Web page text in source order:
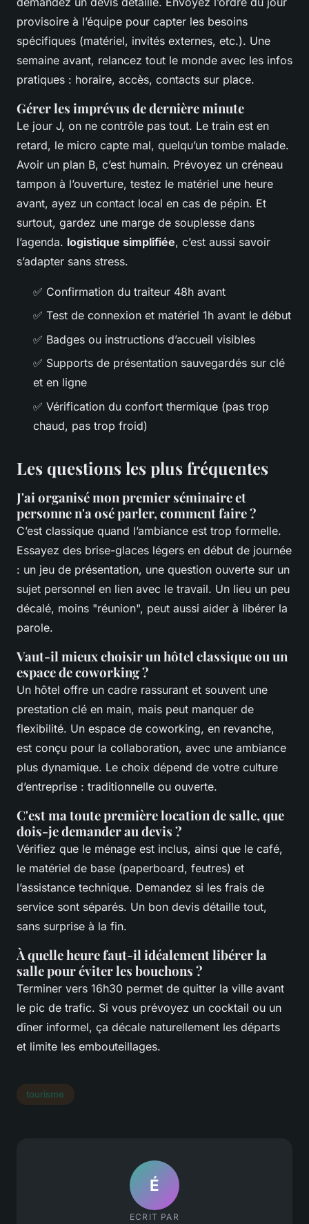
provisoire à l’équipe pour capter les besoins
spécifiques (matériel, invités externes, etc.). Une
semaine avant, relancez tout le monde avec les infos
pratiques : horaire, accès, contacts sur place.
Gérer les imprévus de dernière minute
Le jour J, on ne contrôle pas tout. Le train est en
retard, le micro capte mal, quelqu’un tombe malade.
Avoir un plan B, c’est humain. Prévoyez un créneau
tampon à l’ouverture, testez le matériel une heure
avant, ayez un contact local en cas de pépin. Et
surtout, gardez une marge de souplesse dans
l’agenda. logistique simplifiée, c’est aussi savoir
s’adapter sans stress.
✅ Confirmation du traiteur 48h avant
✅ Test de connexion et matériel 1h avant le début
✅ Badges ou instructions d’accueil visibles
✅ Supports de présentation sauvegardés sur clé
et en ligne
✅ Vérification du confort thermique (pas trop
chaud, pas trop froid)
Les questions les plus fréquentes
J'ai organisé mon premier séminaire et
personne n'a osé parler, comment faire ?
C’est classique quand l’ambiance est trop formelle.
Essayez des brise-glaces légers en début de journée
: un jeu de présentation, une question ouverte sur un
sujet personnel en lien avec le travail. Un lieu un peu
décalé, moins "réunion", peut aussi aider à libérer la
parole.
Vaut-il mieux choisir un hôtel classique ou un
espace de coworking ?
Un hôtel offre un cadre rassurant et souvent une
prestation clé en main, mais peut manquer de
flexibilité. Un espace de coworking, en revanche,
est conçu pour la collaboration, avec une ambiance
plus dynamique. Le choix dépend de votre culture
d’entreprise : traditionnelle ou ouverte.
C'est ma toute première location de salle, que
dois-je demander au devis ?
Vérifiez que le ménage est inclus, ainsi que le café,
le matériel de base (paperboard, feutres) et
l’assistance technique. Demandez si les frais de
service sont séparés. Un bon devis détaille tout,
sans surprise à la fin.
À quelle heure faut-il idéalement libérer la
salle pour éviter les bouchons ?
Terminer vers 16h30 permet de quitter la ville avant
le pic de trafic. Si vous prévoyez un cocktail ou un
dîner informel, ça décale naturellement les départs
et limite les embouteillages.
tourisme
É
ECRIT PAR